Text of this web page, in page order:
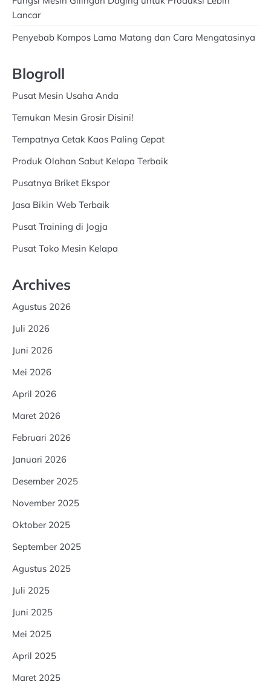
Lancar
Penyebab Kompos Lama Matang dan Cara Mengatasinya
Blogroll
Pusat Mesin Usaha Anda
Temukan Mesin Grosir Disini!
Tempatnya Cetak Kaos Paling Cepat
Produk Olahan Sabut Kelapa Terbaik
Pusatnya Briket Ekspor
Jasa Bikin Web Terbaik
Pusat Training di Jogja
Pusat Toko Mesin Kelapa
Archives
Agustus 2026
Juli 2026
Juni 2026
Mei 2026
April 2026
Maret 2026
Februari 2026
Januari 2026
Desember 2025
November 2025
Oktober 2025
September 2025
Agustus 2025
Juli 2025
Juni 2025
Mei 2025
April 2025
Maret 2025